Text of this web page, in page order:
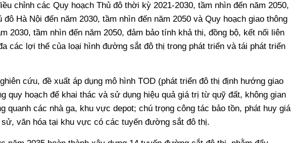
chỉnh các Quy hoạch Thủ đô thời kỳ 2021-2030, tầm nhìn đến năm 2050,
đô Hà Nội đến năm 2030, tầm nhìn đến năm 2050 và Quy hoạch giao thông
2030, tầm nhìn đến năm 2050, đảm bảo tính khả thi, đồng bộ, kết nối liên
các lợi thế của loại hình đường sắt đô thị trong phát triển và tái phát triển
cứu, đề xuất áp dụng mô hình TOD (phát triển đô thị định hướng giao
quy hoạch để khai thác và sử dụng hiệu quả giá trị từ quỹ đất, không gian
quanh các nhà ga, khu vực depot; chú trọng công tác bảo tồn, phát huy giá
văn hóa tại khu vực có các tuyến đường sắt đô thị.